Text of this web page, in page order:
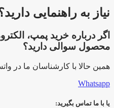
نیاز به راهنمایی
اگر درباره خرید پمپ،
محصول سوالی دارید؟
همین حالا با کارشناسان ما در
Whatsapp
یا با ما تماس بگیرید: